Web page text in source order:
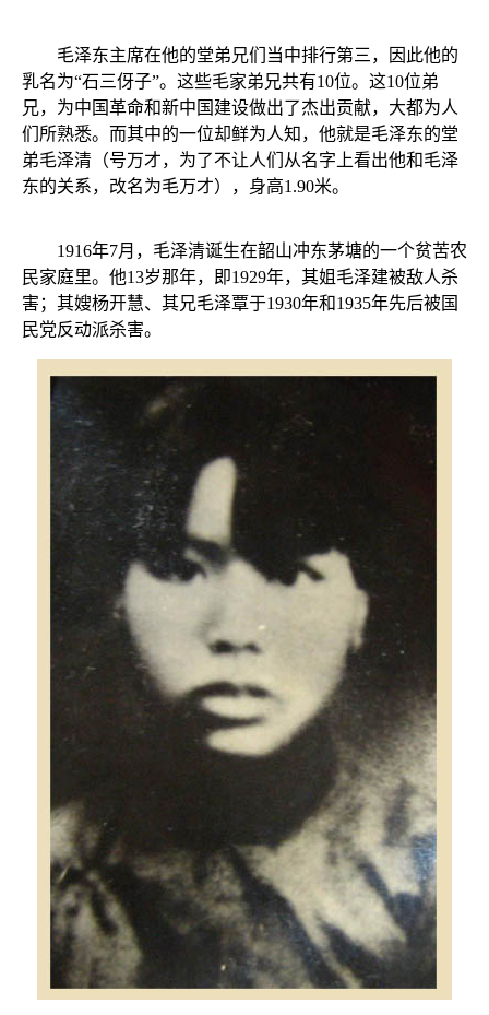
毛泽东主席在他的堂弟兄们当中排行第三，因此他的
乳名为“石三伢子”。这些毛家弟兄共有10位。这10位弟
兄，为中国革命和新中国建设做出了杰出贡献，大都为人
们所熟悉。而其中的一位却鲜为人知，他就是毛泽东的堂
弟毛泽清（号万才，为了不让人们从名字上看出他和毛泽
东的关系，改名为毛万才），身高1.90米。
1916年7月，毛泽清诞生在韶山冲东茅塘的一个贫苦农
民家庭里。他13岁那年，即1929年，其姐毛泽建被敌人杀
害；其嫂杨开慧、其兄毛泽覃于1930年和1935年先后被国
民党反动派杀害。